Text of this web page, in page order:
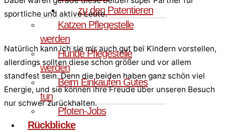
zu den Patentieren
Katzen Pflegestelle
werden
Hunde Pflegestelle
werden
Beim Einkaufen Gutes
tun
Pfoten-Jobs
Rückblicke
sportliche und aktive Leute.
Natürlich kann ich sie mir auch gut bei Kindern vorstellen,
allerdings sollten diese schon größer und vor allem
standfest sein. Denn die beiden haben ganz schön viel
Energie, und sie können ihre Freude über unseren Besuch
nur schwer zurückhalten.